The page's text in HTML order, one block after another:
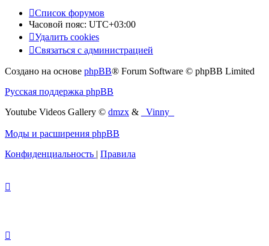
Список форумов
Часовой пояс: UTC+03:00
Удалить cookies
Связаться с администрацией
Создано на основе phpBB® Forum Software © phpBB Limited
Русская поддержка phpBB
Youtube Videos Gallery © dmzx & _Vinny_
Моды и расширения phpBB
Конфиденциальность | Правила